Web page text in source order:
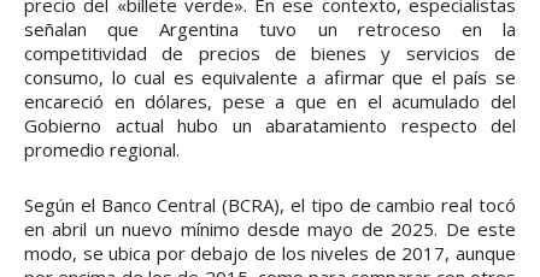
señalan que Argentina tuvo un retroceso en la
competitividad de precios de bienes y servicios de
consumo, lo cual es equivalente a afirmar que el país se
encareció en dólares, pese a que en el acumulado del
Gobierno actual hubo un abaratamiento respecto del
promedio regional.
Según el Banco Central (BCRA), el tipo de cambio real tocó
en abril un nuevo mínimo desde mayo de 2025. De este
modo, se ubica por debajo de los niveles de 2017, aunque